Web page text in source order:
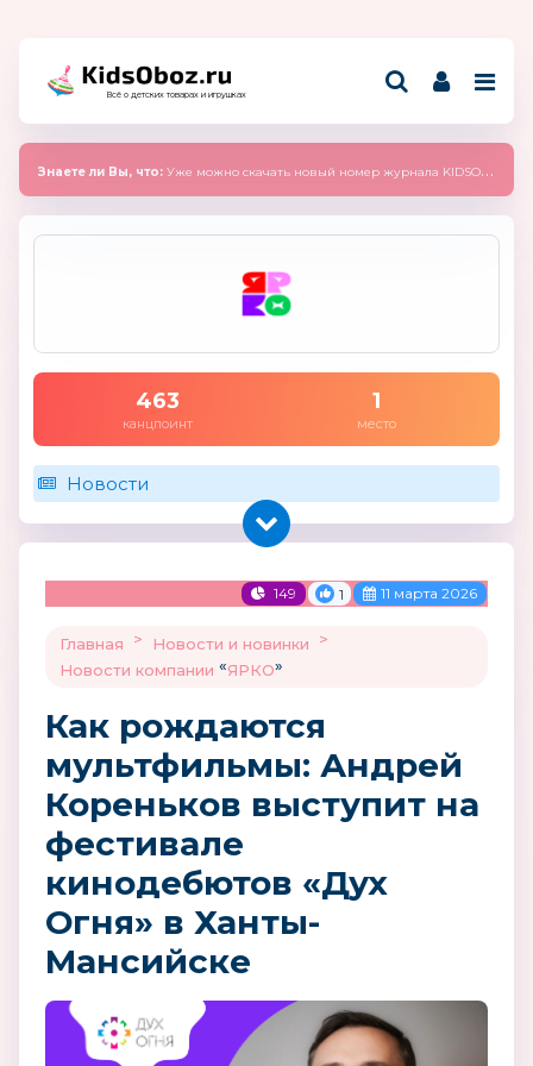
Всё о детских товарах и игрушках
Знаете ли Вы, что: Уже можно скачать новый номер журнала KIDSOBOZ 2025 (сентябрь)
463
канцпоинт
1
место
Новости
149 1 11 марта 2026
Главная > Новости и новинки
>
Новости компании «ЯРКО»
Как рождаются
мультфильмы: Андрей
Кореньков выступит на
фестивале
кинодебютов «Дух
Огня» в Ханты-
Мансийске